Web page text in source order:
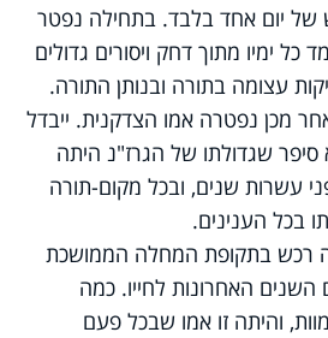
של יום אחד בלבד. בתחילה נפטר
כל ימיו מתוך דחק ויסורים גדולים
עצומה בתורה ובנותן התורה.
מכן נפטרה אמו הצדקנית. ייבדל
שגדולתו של הגרז"נ היתה
עשרות שנים, ובכל מקום-תורה
בכל הענינים.
רכש בתקופת המחלה הממושכת
האחרונות לחייו. כמה
והיתה זו אמו שבכל פעם